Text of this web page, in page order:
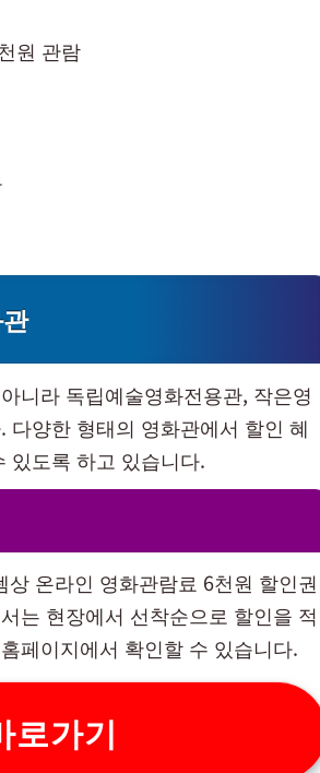
원 관람
니라 독립예술영화전용관, 작은영
양한 형태의 영화관에서 할인 혜
있도록 하고 있습니다.
온라인 영화관람료 6천원 할인권
는 현장에서 선착순으로 할인을 적
페이지에서 확인할 수 있습니다.
로가기